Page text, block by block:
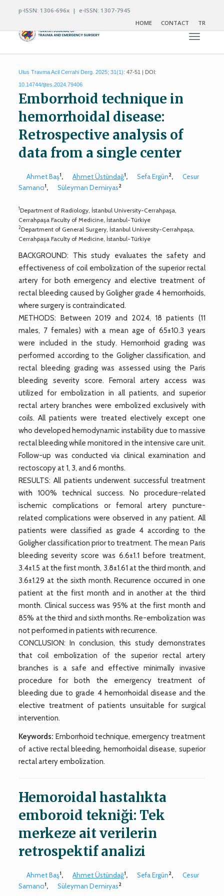
p-ISSN: 1306-696x | e-ISSN: 1307-7945
HOME
CONTACT TR
Toggle
Ulus Travma Acil Cerrahi Derg. 2025; 31(1): 47-51 | DOI:
10.14744/tjtes.2024.79406
Emborrhoid technique in
hemorrhoidal disease:
Retrospective analysis of
data from a single center
Ahmet Baş1, Ahmet Üstündağ1, Sefa Ergün2,
Cesur
Samancı1, Süleyman Demiryas2
1Department of Radiology, İstanbul University-Cerrahpaşa,
Cerrahpaşa Faculty of Medicine, İstanbul-Türkiye
2Department of General Surgery, İstanbul University-Cerrahpaşa,
Cerrahpaşa Faculty of Medicine, İstanbul-Türkiye
BACKGROUND: This study evaluates the safety and
effectiveness of coil embolization of the superior rectal
artery for both emergency and elective treatment of
rectal bleeding caused by Goligher grade 4 hemorrhoids,
where surgery is contraindicated.
METHODS: Between 2019 and 2024, 18 patients (11
males, 7 females) with a mean age of 65±10.3 years
were included in the study. Hemorrhoid grading was
performed according to the Goligher classification, and
rectal bleeding grading was assessed using the Paris
bleeding severity score. Femoral artery access was
utilized for embolization in all patients, and superior
rectal artery branches were embolized exclusively with
coils. All patients were treated electively except one
who developed hemodynamic instability due to massive
rectal bleeding while monitored in the intensive care unit.
Follow-up was conducted via clinical examination and
rectoscopy at 1, 3, and 6 months.
RESULTS: All patients underwent successful treatment
with 100% technical success. No procedure-related
ischemic complications or femoral artery puncture-
related complications were observed in any patient. All
patients were classified as grade 4 according to the
Goligher classification prior to treatment. The mean Paris
bleeding severity score was 6.6±1.1 before treatment,
3.4±1.5 at the first month, 3.8±1.61 at the third month, and
3.6±1.29 at the sixth month. Recurrence occurred in one
patient at the first month and in another at the third
month. Clinical success was 95% at the first month and
85% at the third and sixth months. Re-embolization was
not performed in patients with recurrence.
CONCLUSION: In conclusion, this study demonstrates
that coil embolization of the superior rectal artery
branches is a safe and effective minimally invasive
procedure for both the emergency treatment of
bleeding due to grade 4 hemorrhoidal disease and the
elective treatment of patients unsuitable for surgical
intervention.
Keywords: Emborrhoid technique, emergency treatment
of active rectal bleeding, hemorrhoidal disease, superior
rectal artery embolization.
Hemoroidal hastalıkta
emboroid tekniği: Tek
merkeze ait verilerin
retrospektif analizi
Ahmet Baş1, Ahmet Üstündağ1, Sefa Ergün2,
Cesur
Samancı1, Süleyman Demiryas2